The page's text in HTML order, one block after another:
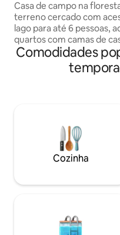
Casa de campo na
terreno cercado com
lago para até 6 pessoas,
quartos com camas de
térreo Sala de estar com
cama dobrável, máquina
forno, cooktop por
chalé fica a 100m do lago.
apenas a casa de campo
proprietários
andar de
Comodidades
Cozinha